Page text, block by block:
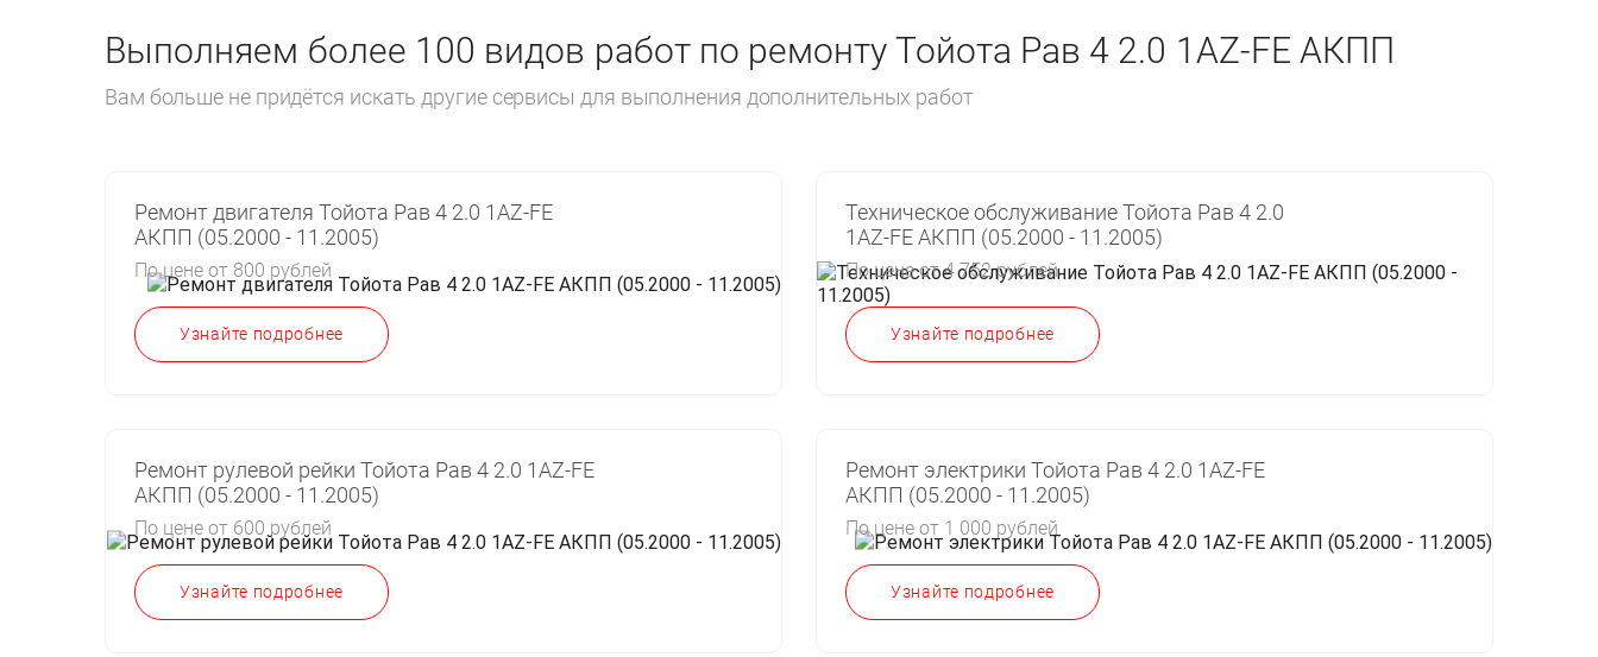
Выполняем более 100 видов работ по ремонту Тойота Рав 4 2.0 1AZ-FE АКПП
Вам больше не придётся искать другие сервисы для выполнения дополнительных работ
Ремонт двигателя Тойота Рав 4 2.0 1AZ-FE
АКПП (05.2000 - 11.2005)
По цене от 800 рублей
Узнайте подробнее
Техническое обслуживание Тойота Рав 4 2.0
1AZ-FE АКПП (05.2000 - 11.2005)
По цене от 4 752 рублей
Узнайте подробнее
Ремонт рулевой рейки Тойота Рав 4 2.0 1AZ-FE
АКПП (05.2000 - 11.2005)
По цене от 600 рублей
Узнайте подробнее
Ремонт электрики Тойота Рав 4 2.0 1AZ-FE
АКПП (05.2000 - 11.2005)
По цене от 1 000 рублей
Узнайте подробнее